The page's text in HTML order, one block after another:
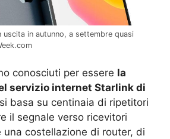
uscita in autunno, a settembre quasi
conosciuti per essere la
servizio internet Starlink di
basa su centinaia di ripetitori
il segnale verso ricevitori
una costellazione di router, di